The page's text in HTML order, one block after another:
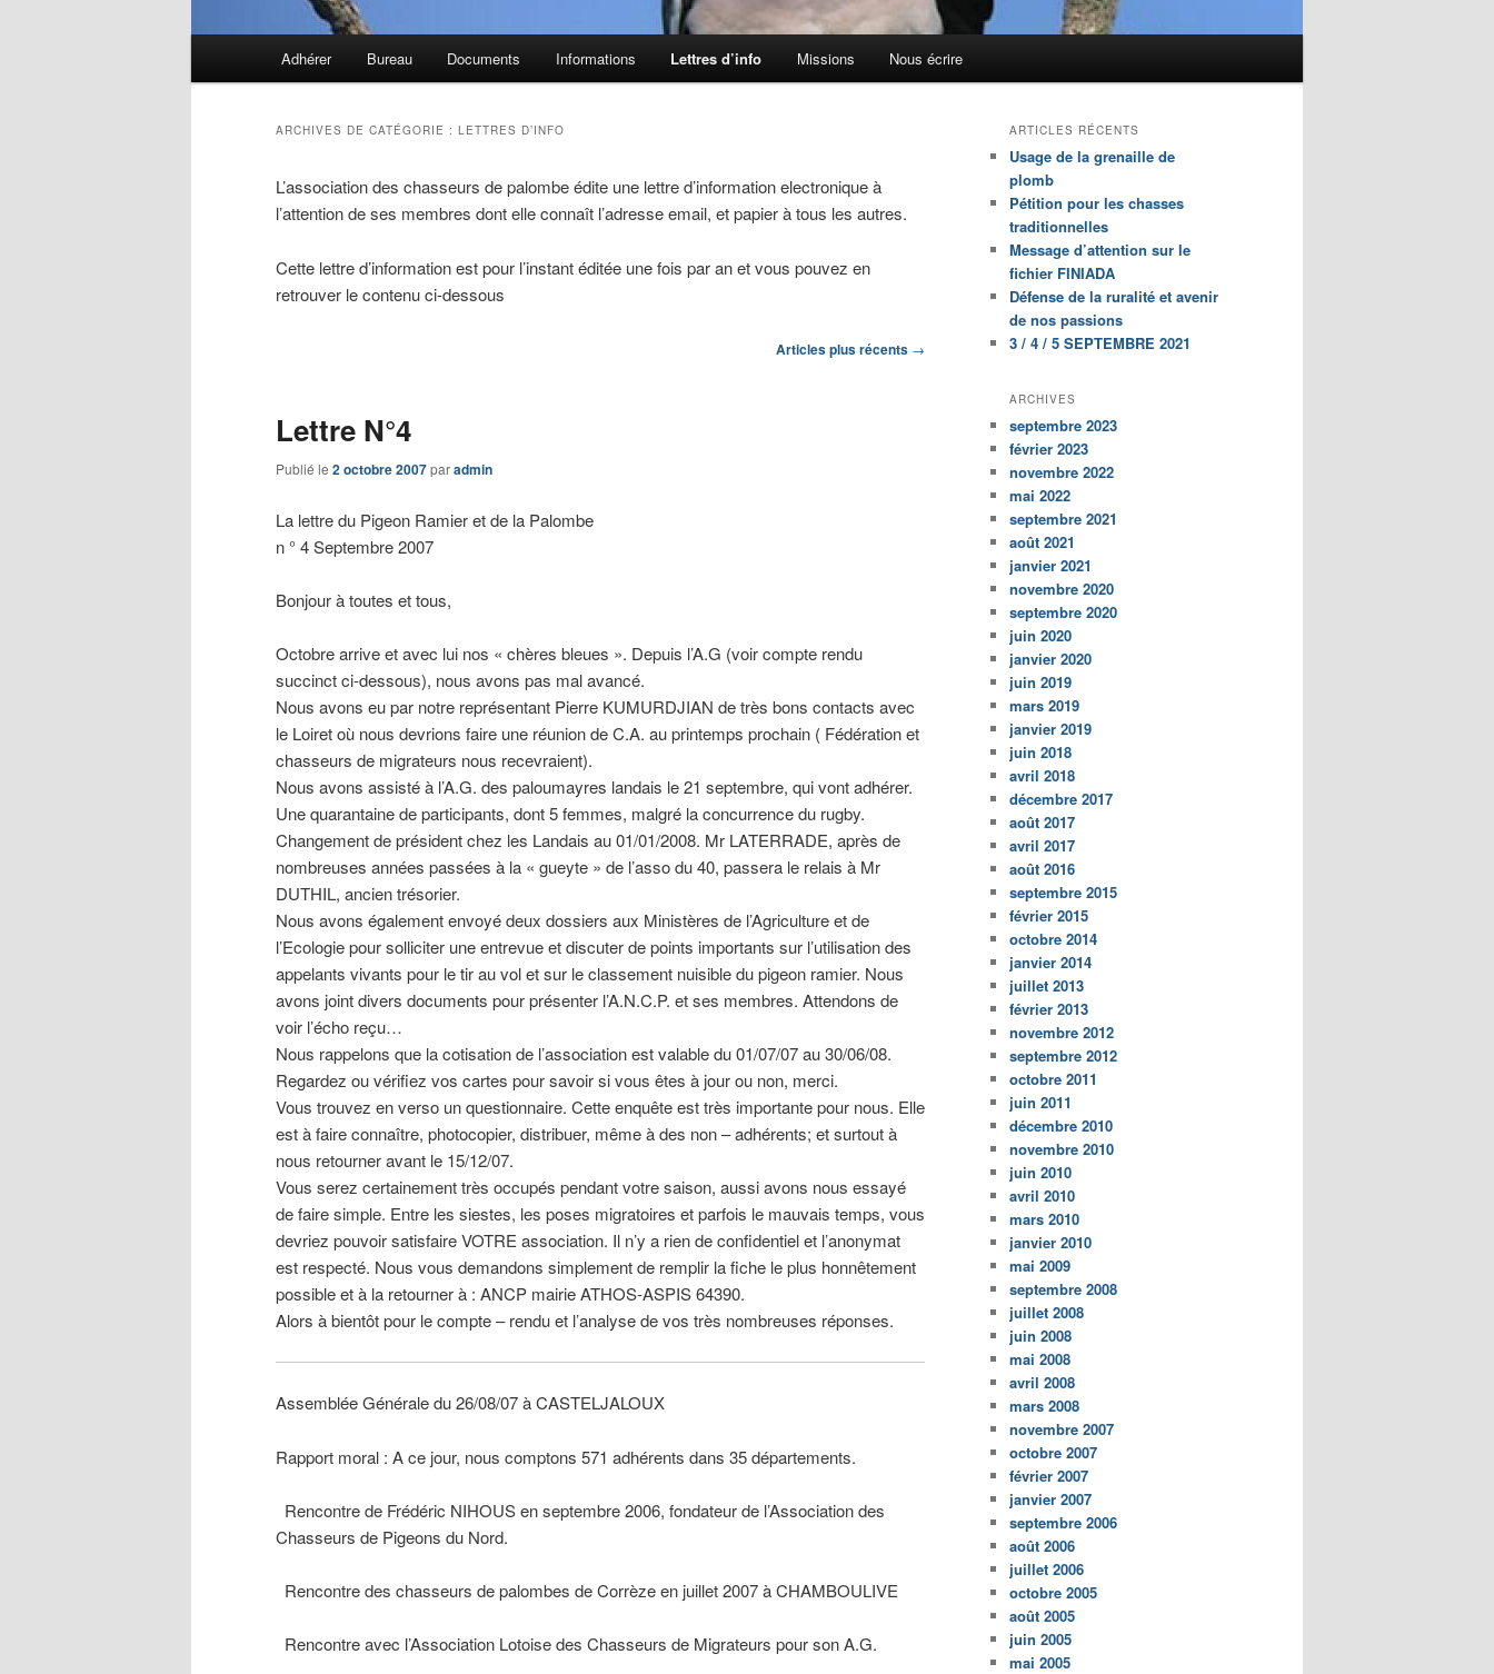
Adhérer Bureau Documents Informations Lettres d’info Missions Nous écrire
ARCHIVES DE CATÉGORIE : LETTRES D’INFO
L’association des chasseurs de palombe édite une lettre d’information electronique à
l’attention de ses membres dont elle connaît l’adresse email, et papier à tous les autres.
Cette lettre d’information est pour l’instant éditée une fois par an et vous pouvez en
retrouver le contenu ci-dessous
Articles plus récents →
Lettre N°4
Publié le 2 octobre 2007paradmin
La lettre du Pigeon Ramier et de la Palombe
n ° 4 Septembre 2007
Bonjour à toutes et tous,
Octobre arrive et avec lui nos « chères bleues ». Depuis l’A.G (voir compte rendu
succinct ci-dessous), nous avons pas mal avancé.
Nous avons eu par notre représentant Pierre KUMURDJIAN de très bons contacts avec
le Loiret où nous devrions faire une réunion de C.A. au printemps prochain ( Fédération et
chasseurs de migrateurs nous recevraient).
Nous avons assisté à l’A.G. des paloumayres landais le 21 septembre, qui vont adhérer.
Une quarantaine de participants, dont 5 femmes, malgré la concurrence du rugby.
Changement de président chez les Landais au 01/01/2008. Mr LATERRADE, après de
nombreuses années passées à la « gueyte » de l’asso du 40, passera le relais à Mr
DUTHIL, ancien trésorier.
Nous avons également envoyé deux dossiers aux Ministères de l’Agriculture et de
l’Ecologie pour solliciter une entrevue et discuter de points importants sur l’utilisation des
appelants vivants pour le tir au vol et sur le classement nuisible du pigeon ramier. Nous
avons joint divers documents pour présenter l’A.N.C.P. et ses membres. Attendons de
voir l’écho reçu…
Nous rappelons que la cotisation de l’association est valable du 01/07/07 au 30/06/08.
Regardez ou vérifiez vos cartes pour savoir si vous êtes à jour ou non, merci.
Vous trouvez en verso un questionnaire. Cette enquête est très importante pour nous. Elle
est à faire connaître, photocopier, distribuer, même à des non – adhérents; et surtout à
nous retourner avant le 15/12/07.
Vous serez certainement très occupés pendant votre saison, aussi avons nous essayé
de faire simple. Entre les siestes, les poses migratoires et parfois le mauvais temps, vous
devriez pouvoir satisfaire VOTRE association. Il n’y a rien de confidentiel et l’anonymat
est respecté. Nous vous demandons simplement de remplir la fiche le plus honnêtement
possible et à la retourner à : ANCP mairie ATHOS-ASPIS 64390.
Alors à bientôt pour le compte – rendu et l’analyse de vos très nombreuses réponses.
Assemblée Générale du 26/08/07 à CASTELJALOUX
Rapport moral : A ce jour, nous comptons 571 adhérents dans 35 départements.
Rencontre de Frédéric NIHOUS en septembre 2006, fondateur de l’Association des
Chasseurs de Pigeons du Nord.
Rencontre des chasseurs de palombes de Corrèze en juillet 2007 à CHAMBOULIVE
Rencontre avec l’Association Lotoise des Chasseurs de Migrateurs pour son A.G.
ARTICLES RÉCENTS
Usage de la grenaille de
plomb
Pétition pour les chasses
traditionnelles
Message d’attention sur le
fichier FINIADA
Défense de la ruralité et avenir
de nos passions
3 / 4 / 5 SEPTEMBRE 2021
ARCHIVES
septembre 2023
février 2023
novembre 2022
mai 2022
septembre 2021
août 2021
janvier 2021
novembre 2020
septembre 2020
juin 2020
janvier 2020
juin 2019
mars 2019
janvier 2019
juin 2018
avril 2018
décembre 2017
août 2017
avril 2017
août 2016
septembre 2015
février 2015
octobre 2014
janvier 2014
juillet 2013
février 2013
novembre 2012
septembre 2012
octobre 2011
juin 2011
décembre 2010
novembre 2010
juin 2010
avril 2010
mars 2010
janvier 2010
mai 2009
septembre 2008
juillet 2008
juin 2008
mai 2008
avril 2008
mars 2008
novembre 2007
octobre 2007
février 2007
janvier 2007
septembre 2006
août 2006
juillet 2006
octobre 2005
août 2005
juin 2005
mai 2005